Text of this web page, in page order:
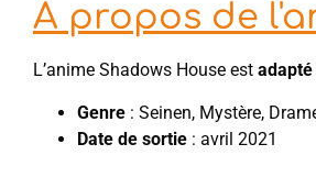
À propos de
L’anime Shadows House est
Genre : Seinen, Mystère,
Date de sortie : avril 2021